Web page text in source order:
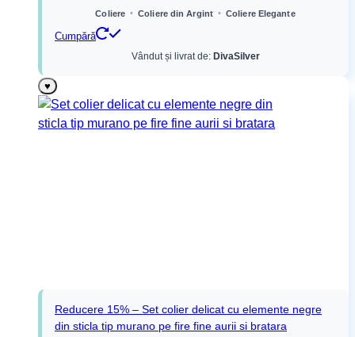
Coliere • Coliere din Argint • Coliere Elegante
Cumpără
Vândut și livrat de: DivaSilver
♥
Reducere 15% – Set colier delicat cu elemente negre
din sticla tip murano pe fire fine aurii si bratara